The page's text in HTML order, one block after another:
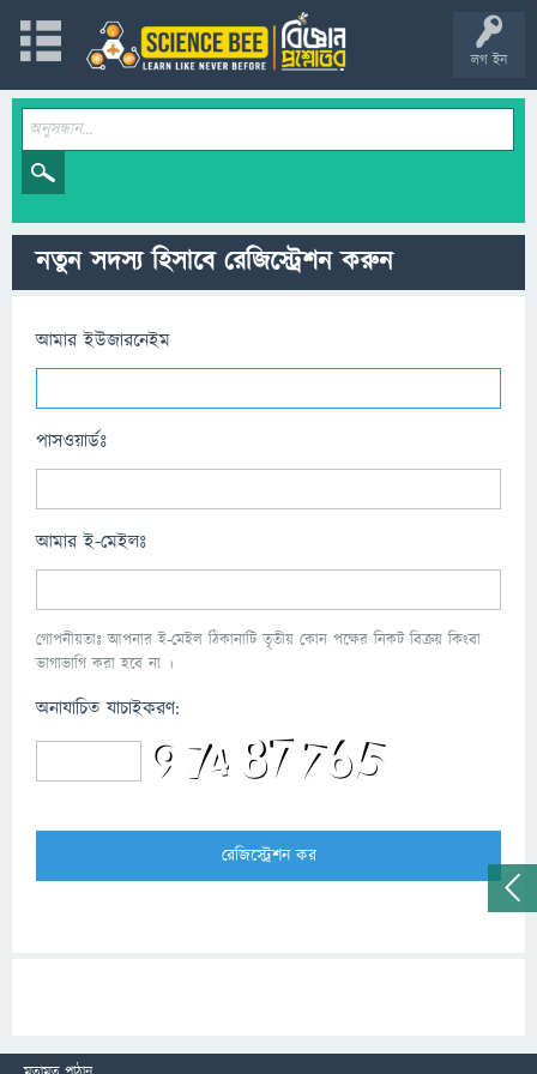
লগ ইন
নতুন সদস্য হিসাবে রেজিস্ট্রেশন করুন
আমার ইউজারনেইম
পাসওয়ার্ডঃ
আমার ই-মেইলঃ
গোপনীয়তাঃ আপনার ই-মেইল ঠিকানাটি তৃতীয় কোন পক্ষের নিকট বিক্রয় কিংবা
ভাগাভাগি করা হবে না ।
অনাযাচিত যাচাইকরণ: